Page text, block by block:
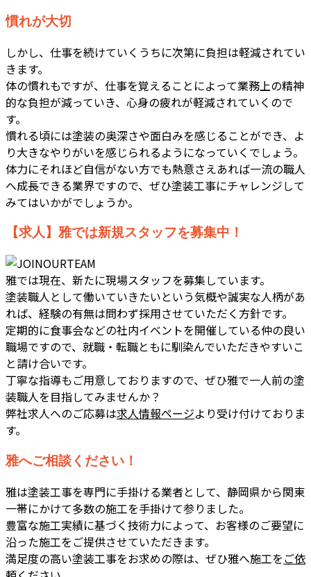
慣れが大切
しかし、仕事を続けていくうちに次第に負担は軽減されてい
きます。
体の慣れもですが、仕事を覚えることによって業務上の精神
的な負担が減っていき、心身の疲れが軽減されていくので
す。
慣れる頃には塗装の奥深さや面白みを感じることができ、よ
り大きなやりがいを感じられるようになっていくでしょう。
体力にそれほど自信がない方でも熱意さえあれば一流の職人
へ成長できる業界ですので、ぜひ塗装工事にチャレンジして
みてはいかがでしょうか。
【求人】雅では新規スタッフを募集中！
雅では現在、新たに現場スタッフを募集しています。
塗装職人として働いていきたいという気概や誠実な人柄があ
れば、経験の有無は問わず採用させていただく方針です。
定期的に食事会などの社内イベントを開催している仲の良い
職場ですので、就職・転職ともに馴染んでいただきやすいこ
と請け合いです。
丁寧な指導もご用意しておりますので、ぜひ雅で一人前の塗
装職人を目指してみませんか？
弊社求人へのご応募は求人情報ページより受け付けておりま
す。
雅へご相談ください！
雅は塗装工事を専門に手掛ける業者として、静岡県から関東
一帯にかけて多数の施工を手掛けて参りました。
豊富な施工実績に基づく技術力によって、お客様のご要望に
沿った施工をご提供させていただきます。
満足度の高い塗装工事をお求めの際は、ぜひ雅へ施工をご依